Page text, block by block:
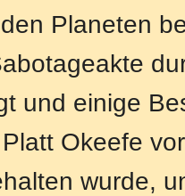
Planeten
und einige
Okeefe
wurde,